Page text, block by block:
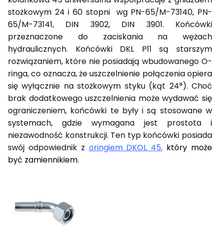
stożkowym 24 i 60 stopni wg PN-65/M-73140, PN-
65/M-73141, DIN 3902, DIN 3901. Końcówki
przeznaczone do zaciskania na wężach
hydraulicznych. Końcówki DKL P11 są starszym
rozwiązaniem, które nie posiadają wbudowanego O-
ringa, co oznacza, że uszczelnienie połączenia opiera
się wyłącznie na stożkowym styku (kąt 24°). Choć
brak dodatkowego uszczelnienia może wydawać się
ograniczeniem, końcówki te były i są stosowane w
systemach, gdzie wymagana jest prostota i
niezawodność konstrukcji. Ten typ końcówki posiada
swój odpowiednik z oringiem DKOL 45, który może
być zamiennikiem.